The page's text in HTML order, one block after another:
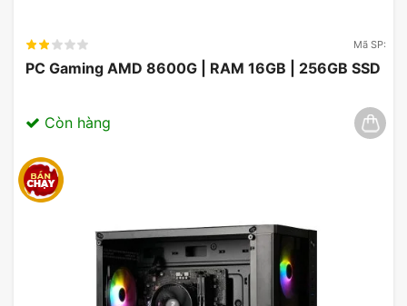
Sử dụng vỏ Case ASUS ROG Hyperion GR701
Black với thiết kế dạng Full-tower với ngoại hình
cực ngầu và hầm hố
Mã SP:
PC Gaming AMD 8600G | RAM 16GB | 256GB SSD
Còn hàng